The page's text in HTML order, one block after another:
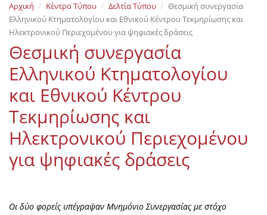
Εκδόσεις
Ενημέρωση
Επικοινωνία
Αρχική Κέντρο Τύπου Δελτία Τύπου
Θεσμική συνεργασία
Ελληνικού Κτηματολογίου και Εθνικού Κέντρου Τεκμηρίωσης και
Ηλεκτρονικού Περιεχομένου για ψηφιακές δράσεις
Θεσμική συνεργασία
Ελληνικού Κτηματολογίου
και Εθνικού Κέντρου
Τεκμηρίωσης και
Ηλεκτρονικού Περιεχομένου
για ψηφιακές δράσεις
Οι δύο φορείς υπέγραψαν Μνημόνιο Συνεργασίας με στόχο